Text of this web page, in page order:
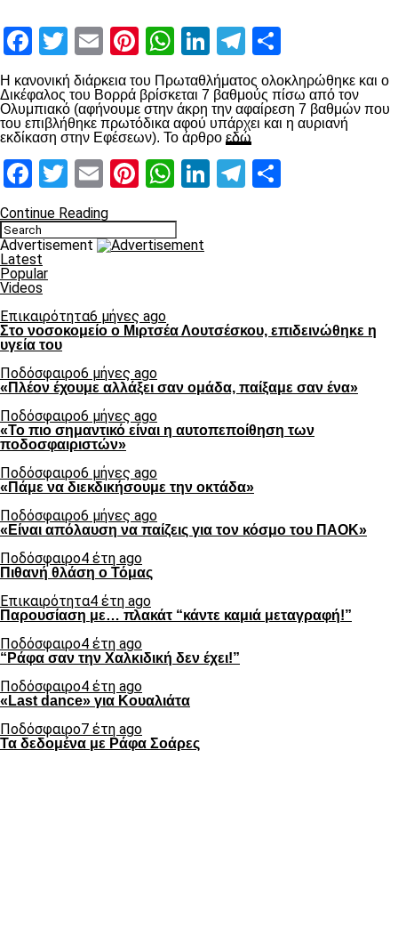
Facebook
Twitter
EmailPinterest
WhatsApp
LinkedIn
Telegram
Η κανονική διάρκεια του Πρωταθλήματος ολοκληρώθηκε και ο
Δικέφαλος του Βορρά βρίσκεται 7 βαθμούς πίσω από τον
Ολυμπιακό (αφήνουμε στην άκρη την αφαίρεση 7 βαθμών που
του επιβλήθηκε πρωτόδικα αφού υπάρχει και η αυριανή
εκδίκαση στην Εφέσεων). Το άρθρο εδώ
Facebook
Twitter
EmailPinterest
WhatsApp
LinkedIn
Telegram
Continue Reading
Advertisement
Latest
Popular
Videos
Επικαιρότητα6 μήνες ago
Στο νοσοκομείο ο Μιρτσέα Λουτσέσκου, επιδεινώθηκε η
υγεία του
Ποδόσφαιρο6 μήνες ago
«Πλέον έχουμε αλλάξει σαν ομάδα, παίξαμε σαν ένα»
Ποδόσφαιρο6 μήνες ago
«Το πιο σημαντικό είναι η αυτοπεποίθηση των
ποδοσφαιριστών»
Ποδόσφαιρο6 μήνες ago
«Πάμε να διεκδικήσουμε την οκτάδα»
Ποδόσφαιρο6 μήνες ago
«Είναι απόλαυση να παίζεις για τον κόσμο του ΠΑΟΚ»
Ποδόσφαιρο4 έτη ago
Πιθανή θλάση ο Τόμας
Επικαιρότητα4 έτη ago
Παρουσίαση με… πλακάτ “κάντε καμιά μεταγραφή!”
Ποδόσφαιρο4 έτη ago
“Ράφα σαν την Χαλκιδική δεν έχει!”
Ποδόσφαιρο4 έτη ago
«Last dance» για Κουαλιάτα
Ποδόσφαιρο7 έτη ago
Τα δεδομένα με Ράφα Σοάρες